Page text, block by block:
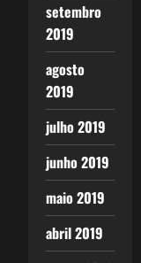
setembro
2019
agosto
2019
julho 2019
junho 2019
maio 2019
abril 2019